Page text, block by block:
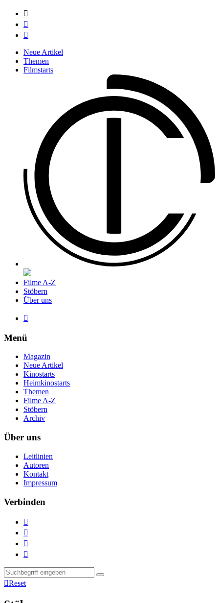



Neue Artikel
Themen
Filmstarts
Filme A-Z
Stöbern
Über uns

Menü
Magazin
Neue Artikel
Kinostarts
Heimkinostarts
Themen
Filme A-Z
Stöbern
Archiv
Über uns
Leitlinien
Autoren
Kontakt
Impressum
Verbinden




Reset